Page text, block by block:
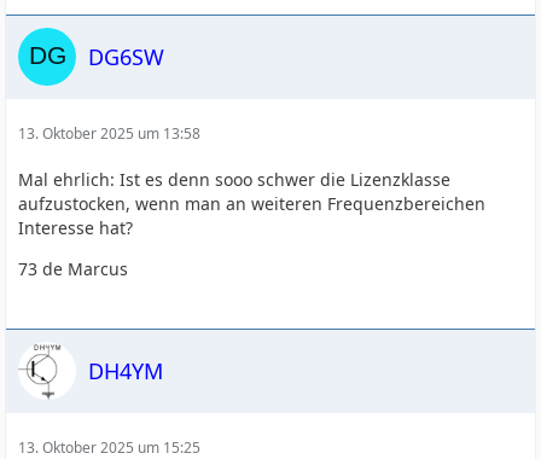
DG6SW
13. Oktober 2025 um 13:58
Mal ehrlich: Ist es denn sooo schwer die Lizenzklasse
aufzustocken, wenn man an weiteren Frequenzbereichen
Interesse hat?
73 de Marcus
DH4YM
13. Oktober 2025 um 15:25